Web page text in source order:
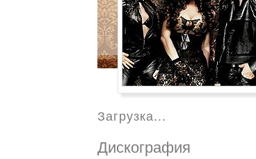
Загрузка...
Дискография